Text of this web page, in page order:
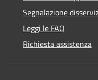
Segnalazione
Leggi le FAQ
Richiesta assistenza